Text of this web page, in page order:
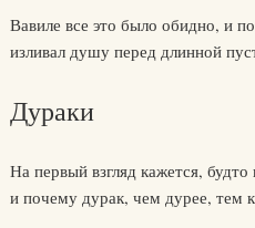
Вавиле все это было обидно, и
изливал душу перед длинной
Дураки
На первый взгляд кажется,
и почему дурак, чем дурее, тем